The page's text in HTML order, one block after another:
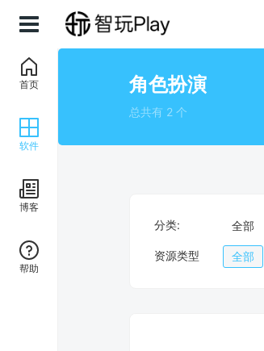
角色扮演
总共有 2 个
分类: 全部
资源类型 全部
首页
软件
博客
帮助